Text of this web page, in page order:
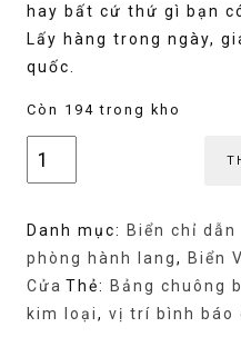
hay bất cứ thứ gì bạn
Lấy hàng trong ngày,
quốc.
Còn 194 trong kho
Bảng
kim
loại,
bảng
cầu
Danh mục:
Biển chỉ
phòng hành lang,
Biển
Cửa Thẻ: Bảng chuông
kim loại, vị trí bình báo